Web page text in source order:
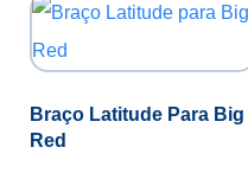
Braço Latitude Para Big
Red